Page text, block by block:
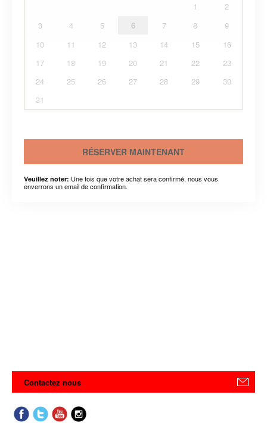
1
2
3
4 5 6 7 8
9
10
11 12 13 14 15
16
17
18 19 20 21 22
23
24
25 26 27 28 29
30
31
RÉSERVER MAINTENANT
Veuillez noter: Une fois que votre achat sera confirmé, nous vous
enverrons un email de confirmation.
Contactez nous